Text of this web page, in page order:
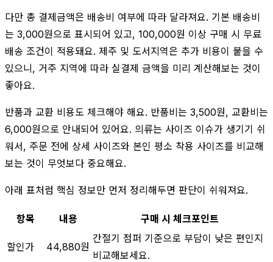
다만 총 결제금액은 배송비 여부에 따라 달라져요. 기본 배송비
는 3,000원으로 표시되어 있고, 100,000원 이상 구매 시 무료
배송 조건이 적용돼요. 제주 및 도서지역은 추가 비용이 붙을 수
있으니, 거주 지역에 따라 실결제 금액을 미리 계산해보는 것이
좋아요.
반품과 교환 비용도 체크해야 해요. 반품비는 3,500원, 교환비는
6,000원으로 안내되어 있어요. 의류는 사이즈 이슈가 생기기 쉬
워서, 주문 전에 상세 사이즈와 본인 평소 착용 사이즈를 비교해
보는 것이 무엇보다 중요해요.
아래 표처럼 핵심 정보만 먼저 정리해두면 판단이 쉬워져요.
항목 내용 구매 시 체크포인트
할인가 44,880원
간절기 점퍼 기준으로 부담이 낮은 편인지
비교해보세요.